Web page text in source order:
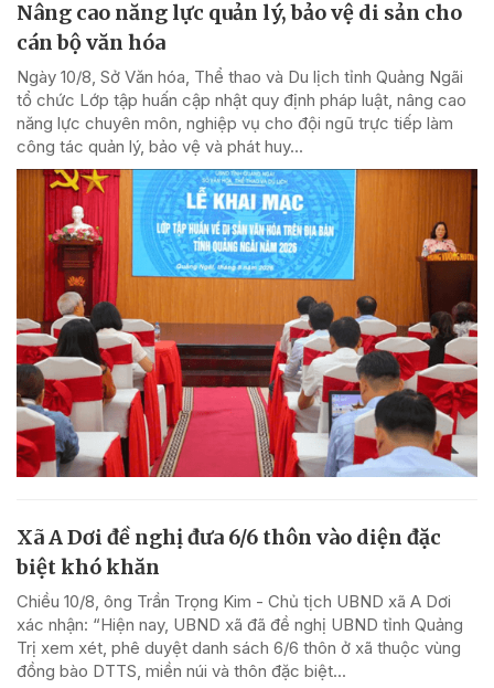
Nâng cao năng lực quản lý, bảo vệ di sản cho
cán bộ văn hóa
Ngày 10/8, Sở Văn hóa, Thể thao và Du lịch tỉnh Quảng Ngãi
tổ chức Lớp tập huấn cập nhật quy định pháp luật, nâng cao
năng lực chuyên môn, nghiệp vụ cho đội ngũ trực tiếp làm
công tác quản lý, bảo vệ và phát huy...
Xã A Dơi đề nghị đưa 6/6 thôn vào diện đặc
biệt khó khăn
Chiều 10/8, ông Trần Trọng Kim - Chủ tịch UBND xã A Dơi
xác nhận: “Hiện nay, UBND xã đã đề nghị UBND tỉnh Quảng
Trị xem xét, phê duyệt danh sách 6/6 thôn ở xã thuộc vùng
đồng bào DTTS, miền núi và thôn đặc biệt...